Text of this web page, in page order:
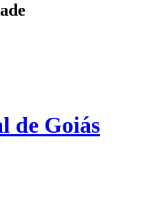
de Goiás